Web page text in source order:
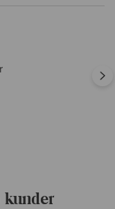
kunder